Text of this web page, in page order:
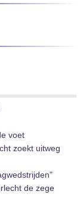
voet
zoekt uitweg
de zege